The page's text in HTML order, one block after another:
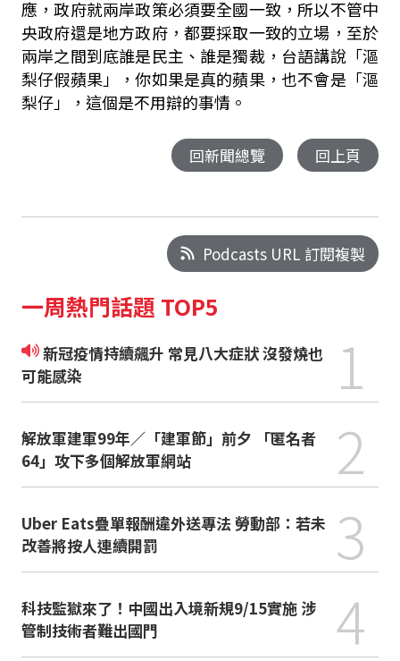
應，政府就兩岸政策必須要全國一致，所以不管中
央政府還是地方政府，都要採取一致的立場，至於
兩岸之間到底誰是民主、誰是獨裁，台語講說「漚
梨仔假蘋果」，你如果是真的蘋果，也不會是「漚
梨仔」，這個是不用辯的事情。
回新聞總覽 回上頁
Podcasts URL 訂閱複製
一周熱門話題 TOP5
新冠疫情持續飆升 常見八大症狀 沒發燒也
可能感染
1
解放軍建軍99年／「建軍節」前夕 「匿名者
64」攻下多個解放軍網站
2
Uber Eats疊單報酬違外送專法 勞動部：若未
改善將按人連續開罰
3
科技監獄來了！中國出入境新規9/15實施 涉
管制技術者難出國門
4